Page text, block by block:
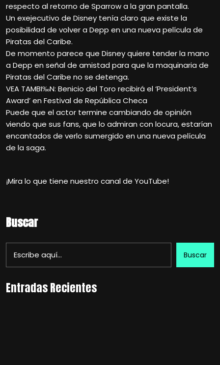
respecto al retorno de Sparrow a la gran pantalla.
Un exejecutivo de Disney tenía claro que existe la
posibilidad de volver a Depp en una nueva película de
Piratas del Caribe.
De momento parece que Disney quiere tender la mano
a Depp en señal de amistad para que la maquinaria de
Piratas del Caribe no se detenga.
VEA TAMBI‰N: Benicio del Toro recibirá el ‘President’s
Award’ en Festival de República Checa
Puede que el actor termine cambiando de opinión
viendo que sus fans, que lo admiran con locura, estarían
encantados de verlo sumergido en una nueva película
de la saga.
¡Mira lo que tiene nuestro canal de YouTube!
Buscar
Buscar
Entradas Recientes